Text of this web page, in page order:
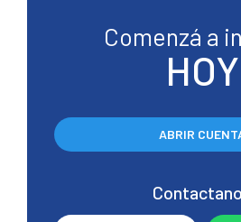
Comenzá a
HOY
ABRIR